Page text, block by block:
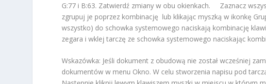
G:77 i B:63. Zatwierdź zmiany w obu okienkach. Zaznacz
zgrupuj je poprzez kombinację lub klikając myszką w ikonkę
wszystko) do schowka systemowego naciskają kombinację
zegara i wklej tarczę ze schowka systemowego naciskając
Wskazówka: Jeśli dokument z obudową nie został wcześniej
dokumentów w menu Okno. W celu stworzenia napisu pod